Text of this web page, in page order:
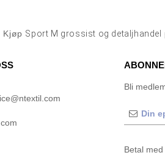
Kjøp Sport M grossist og detaljhandel
Bli
Betal med